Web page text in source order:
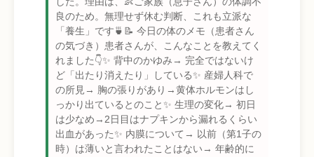
良のため。無理せず休む判断、これも立派な
「養生」です🍵📝 今日の体のメモ（患者さん
の気づき）患者さんが、こんなことを教えてく
れました👇✨ 背中のかゆみ→ 完全ではないけ
ど「出たり消えたり」している✨ 産婦人科で
の所見→ 胸の張りがあり→黄体ホルモンはし
っかり出ているとのこと✨ 生理の変化→ 初日
は少なめ→2日目はナプキンから漏れるくらい
出血があった✨ 内膜について→ 以前（第1子の
時）は薄いと言われたことはない→ 年齢的に